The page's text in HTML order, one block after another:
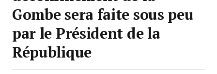
Gombe sera faite sous peu
par le Président de la
République